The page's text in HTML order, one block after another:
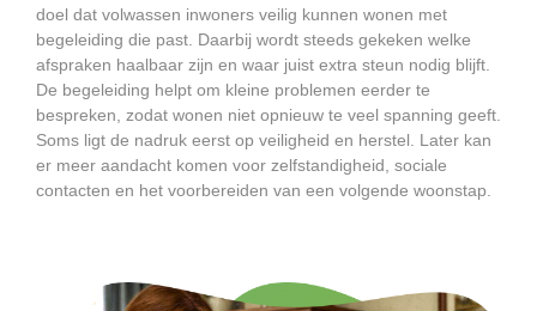
doel dat volwassen inwoners veilig kunnen wonen met
begeleiding die past. Daarbij wordt steeds gekeken welke
afspraken haalbaar zijn en waar juist extra steun nodig blijft.
De begeleiding helpt om kleine problemen eerder te
bespreken, zodat wonen niet opnieuw te veel spanning geeft.
Soms ligt de nadruk eerst op veiligheid en herstel. Later kan
er meer aandacht komen voor zelfstandigheid, sociale
contacten en het voorbereiden van een volgende woonstap.